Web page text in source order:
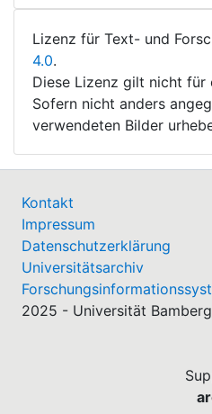
Lizenz für Text- und
4.0.
Diese Lizenz gilt nicht für
Sofern nicht anders
verwendeten Bilder
Kontakt
Impressum
Datenschutzerklärung
Universitätsarchiv
2025 - Universität Bamberg